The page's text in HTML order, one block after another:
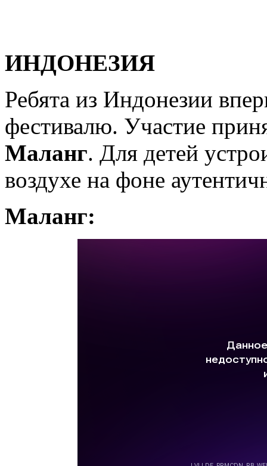
ИНДОНЕЗИЯ
Ребята из Индонезии
фестивалю. Участие
Маланг. Для детей
воздухе на фоне
Маланг: